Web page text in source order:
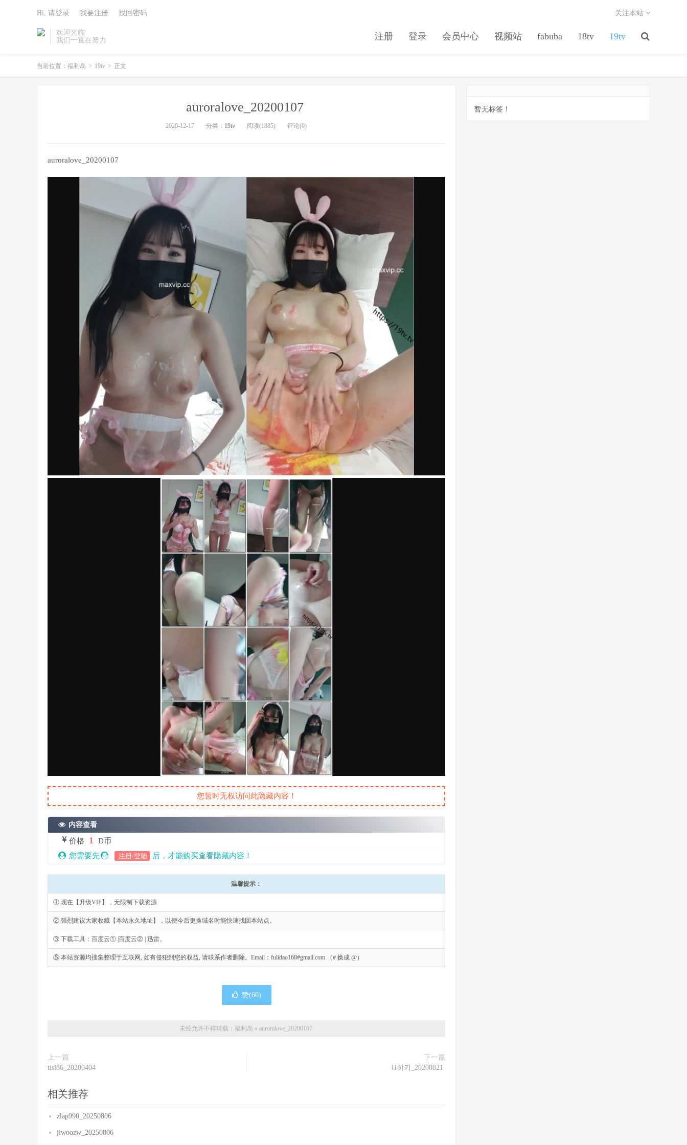
欢迎光临
我们一直在努力
注册 登录 会员中心 视频站 fabuba 18tv 19tv
关注本站
Hi, 请登录 我要注册 找回密码
当前位置： 福利岛 > 19tv > 正文
auroralove_20200107
2020-12-17 分类： 19tv 阅读(1885) 评论(0)
auroralove_20200107
您暂时无权访问此隐藏内容！
内容查看
价格 1
D币
您需要先
注册/登陆 后，才能购买查看隐藏内容！
温馨提示：
① 现在【升级VIP】，无限制下载资源
② 强烈建议大家收藏【本站永久地址】，以便今后更换域名时能快速找回本站点。
③ 下载工具：百度云① |百度云② | 迅雷。
⑤ 本站资源均搜集整理于互联网, 如有侵犯到您的权益, 请联系作者删除。Email：fulidao168#gmail.com （# 换成 @）
赞(60)
未经允许不得转载： 福利岛 » auroralove_20200107
上一篇
tisl86_20200404
下一篇
H히키_20200821
相关推荐
zlap990_20250806
jiwoozw_20250806
暂无标签！